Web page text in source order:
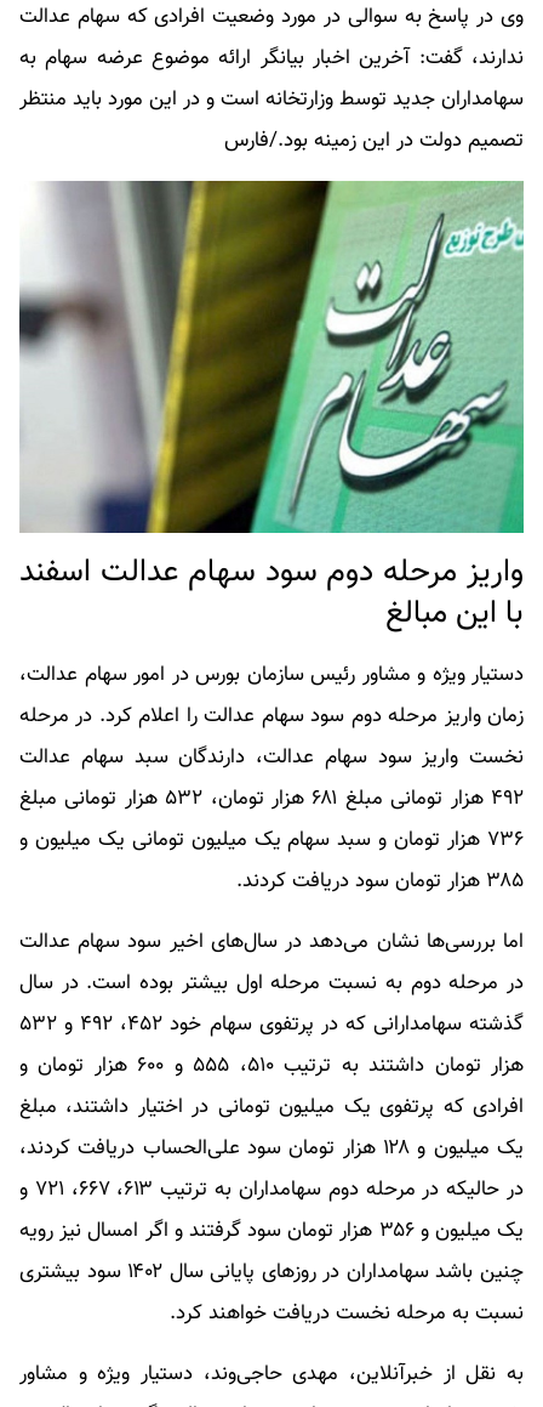
وی در پاسخ به سوالی در مورد وضعیت افرادی که سهام عدالت
ندارند، گفت: آخرین اخبار بیانگر ارائه موضوع عرضه سهام به
سهامداران جدید توسط وزارتخانه است و در این مورد باید منتظر
تصمیم دولت در این زمینه بود./فارس
واریز مرحله دوم سود سهام عدالت اسفند
با این مبالغ
دستیار ویژه و مشاور رئیس سازمان بورس در امور سهام عدالت،
زمان واریز مرحله دوم سود سهام عدالت را اعلام کرد. در مرحله
نخست واریز سود سهام عدالت، دارندگان سبد سهام عدالت
۴۹۲ هزار تومانی مبلغ ۶۸۱ هزار تومان، ۵۳۲ هزار تومانی مبلغ
۷۳۶ هزار تومان و سبد سهام یک میلیون تومانی یک میلیون و
۳۸۵ هزار تومان سود دریافت کردند.
اما بررسی‌ها نشان می‌دهد در سال‌های اخیر سود سهام عدالت
در مرحله دوم به نسبت مرحله اول بیشتر بوده است. در سال
گذشته سهامدارانی که در پرتفوی سهام خود ۴۵۲، ۴۹۲ و ۵۳۲
هزار تومان داشتند به ترتیب ۵۱۰، ۵۵۵ و ۶۰۰ هزار تومان و
افرادی که پرتفوی یک میلیون تومانی در اختیار داشتند، مبلغ
یک میلیون و ۱۲۸ هزار تومان سود علی‌الحساب دریافت کردند،
در حالیکه در مرحله دوم سهامداران به ترتیب ۶۱۳، ۶۶۷، ۷۲۱ و
یک میلیون و ۳۵۶ هزار تومان سود گرفتند و اگر امسال نیز رویه
چنین باشد سهامداران در روزهای پایانی سال ۱۴۰۲ سود بیشتری
نسبت به مرحله نخست دریافت خواهند کرد.
به نقل از خبرآنلاین، مهدی حاجی‌وند، دستیار ویژه و مشاور